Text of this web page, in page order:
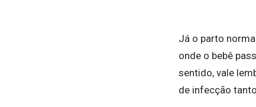
Já o parto
onde o bebê
sentido, vale
de infecção